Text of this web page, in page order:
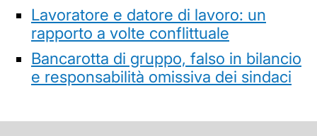
Lavoratore e datore di lavoro: un
rapporto a volte conflittuale
Bancarotta di gruppo, falso in bilancio
e responsabilità omissiva dei sindaci